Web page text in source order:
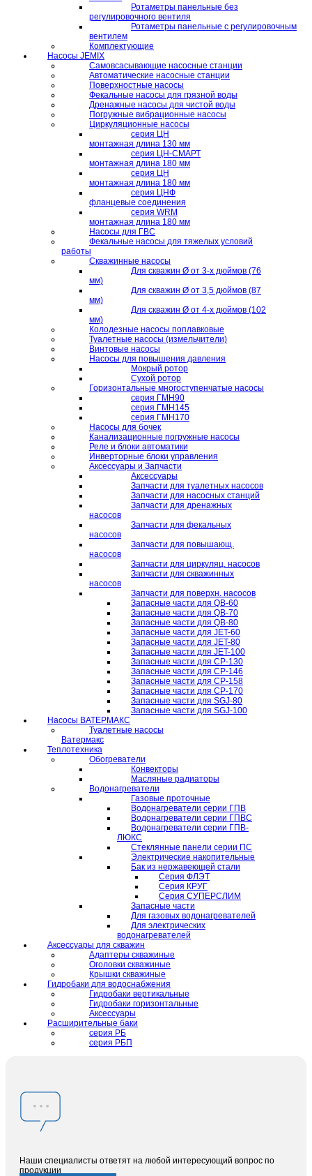
Ротаметры панельные без
регулировочного вентиля
Ротаметры панельные с регулировочным
вентилем
Комплектующие
Насосы JEMIX
Самовсасывающие насосные станции
Автоматические насосные станции
Поверхностные насосы
Фекальные насосы для грязной воды
Дренажные насосы для чистой воды
Погружные вибрационные насосы
Циркуляционные насосы
серия ЦН
монтажная длина 130 мм
серия ЦН-СМАРТ
монтажная длина 180 мм
серия ЦН
монтажная длина 180 мм
серия ЦНФ
фланцевые соединения
серия WRM
монтажная длина 180 мм
Насосы для ГВС
Фекальные насосы для тяжелых условий
работы
Скважинные насосы
Для скважин Ø от 3-х дюймов (76
мм)
Для скважин Ø от 3,5 дюймов (87
мм)
Для скважин Ø от 4-х дюймов (102
мм)
Колодезные насосы поплавковые
Туалетные насосы (измельчители)
Винтовые насосы
Насосы для повышения давления
Мокрый ротор
Сухой ротор
Горизонтальные многоступенчатые насосы
серия ГМН90
серия ГМН145
серия ГМН170
Насосы для бочек
Канализационные погружные насосы
Реле и блоки автоматики
Инверторные блоки управления
Аксессуары и Запчасти
Аксессуары
Запчасти для туалетных насосов
Запчасти для насосных станций
Запчасти для дренажных
насосов
Запчасти для фекальных
насосов
Запчасти для повышающ.
насосов
Запчасти для циркуляц. насосов
Запчасти для скважинных
насосов
Запчасти для поверхн. насосов
Запасные части для QB-60
Запасные части для QB-70
Запасные части для QB-80
Запасные части для JET-60
Запасные части для JET-80
Запасные части для JET-100
Запасные части для CP-130
Запасные части для CP-146
Запасные части для CP-158
Запасные части для CP-170
Запасные части для SGJ-80
Запасные части для SGJ-100
Насосы ВАТЕРМАКС
Туалетные насосы
Ватермакс
Теплотехника
Обогреватели
Конвекторы
Масляные радиаторы
Водонагреватели
Газовые проточные
Водонагреватели серии ГПВ
Водонагреватели серии ГПВС
Водонагреватели серии ГПВ-
ЛЮКС
Стеклянные панели серии ПС
Электрические накопительные
Бак из нержавеющей стали
Серия ФЛЭТ
Серия КРУГ
Серия СУПЕРСЛИМ
Запасные части
Для газовых водонагревателей
Для электрических
водонагревателей
Аксессуары для скважин
Адаптеры скважиные
Оголовки скважиные
Крышки скважиные
Гидробаки для водоснабжения
Гидробаки вертикальные
Гидробаки горизонтальные
Аксессуары
Расширительные баки
серия РБ
серия РБП
Наши специалисты ответят на любой интересующий вопрос по
продукции